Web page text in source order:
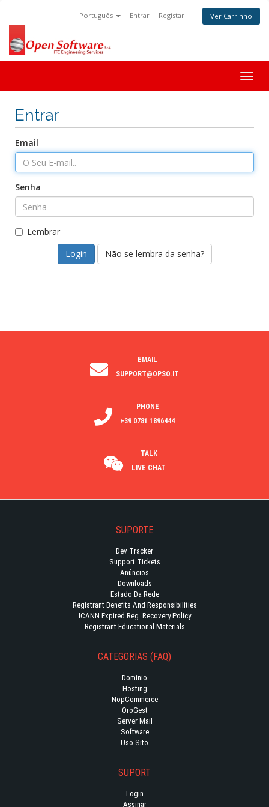
Português Entrar Registar Ver Carrinho
Entrar
Email
Senha
Lembrar
Não se lembra da senha?
EMAIL
SUPPORT@OPSO.IT
PHONE
+39 0781 1896444
TALK
LIVE CHAT
SUPORTE
Dev Tracker
Support Tickets
Anúncios
Downloads
Estado Da Rede
Registrant Benefits And Responsibilities
ICANN Expired Reg. Recovery Policy
Registrant Educational Materials
CATEGORIAS (FAQ)
Dominio
Hosting
NopCommerce
OroGest
Server Mail
Software
Uso Sito
SUPORT
Login
Assinar